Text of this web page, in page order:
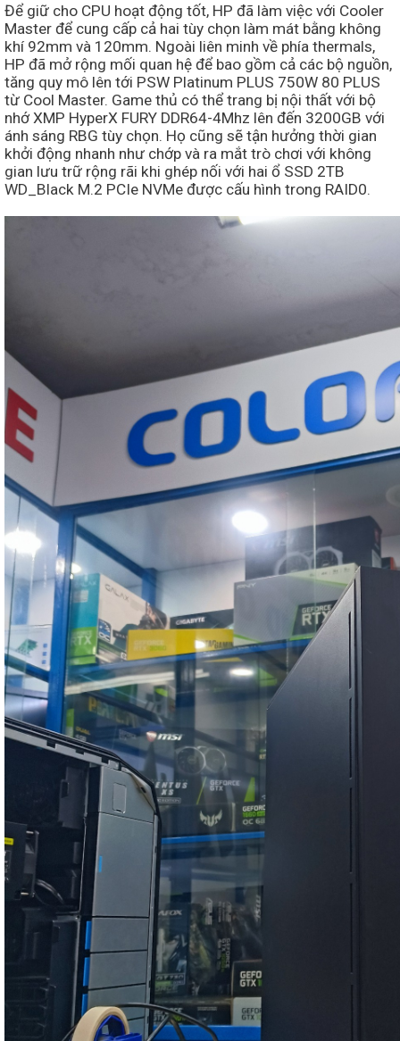
Để giữ cho CPU hoạt động tốt, HP đã làm việc với Cooler
Master để cung cấp cả hai tùy chọn làm mát bằng không
khí 92mm và 120mm. Ngoài liên minh về phía thermals,
HP đã mở rộng mối quan hệ để bao gồm cả các bộ nguồn,
tăng quy mô lên tới PSW Platinum PLUS 750W 80 PLUS
từ Cool Master. Game thủ có thể trang bị nội thất với bộ
nhớ XMP HyperX FURY DDR64-4Mhz lên đến 3200GB với
ánh sáng RBG tùy chọn. Họ cũng sẽ tận hưởng thời gian
khởi động nhanh như chớp và ra mắt trò chơi với không
gian lưu trữ rộng rãi khi ghép nối với hai ổ SSD 2TB
WD_Black M.2 PCIe NVMe được cấu hình trong RAID0.